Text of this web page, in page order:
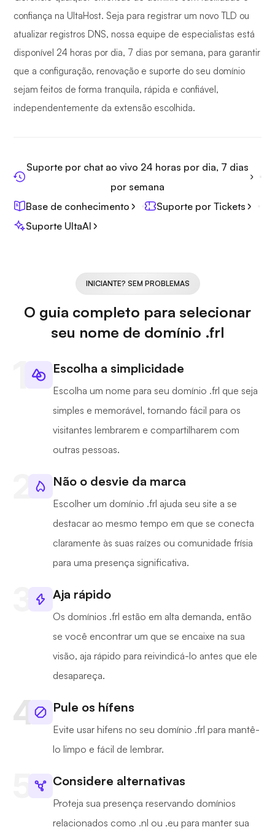
confiança na UltaHost. Seja para registrar um novo TLD ou
atualizar registros DNS, nossa equipe de especialistas está
disponível 24 horas por dia, 7 dias por semana, para garantir
que a configuração, renovação e suporte do seu domínio
sejam feitos de forma tranquila, rápida e confiável,
independentemente da extensão escolhida.
Suporte por chat ao vivo 24 horas por dia, 7 dias
por semana
Base de conhecimento
Suporte por Tickets
Suporte UltaAI
INICIANTE? SEM PROBLEMAS
O guia completo para selecionar
seu nome de domínio .frl
Escolha a simplicidade
Escolha um nome para seu domínio .frl que seja
simples e memorável, tornando fácil para os
visitantes lembrarem e compartilharem com
outras pessoas.
Não o desvie da marca
Escolher um domínio .frl ajuda seu site a se
destacar ao mesmo tempo em que se conecta
claramente às suas raízes ou comunidade frísia
para uma presença significativa.
Aja rápido
Os domínios .frl estão em alta demanda, então
se você encontrar um que se encaixe na sua
visão, aja rápido para reivindicá-lo antes que ele
desapareça.
Pule os hífens
Evite usar hifens no seu domínio .frl para mantê-
lo limpo e fácil de lembrar.
Considere alternativas
Proteja sua presença reservando domínios
relacionados como .nl ou .eu para manter sua